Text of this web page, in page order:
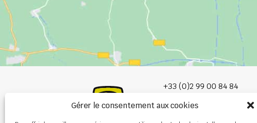
Gérer le consentement aux cookies
+33 (0)2 99 00 84 84
info@burel-group.com